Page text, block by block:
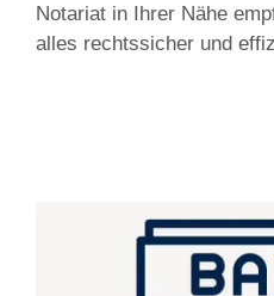
Notariat in Ihrer Nähe
alles rechtssicher und